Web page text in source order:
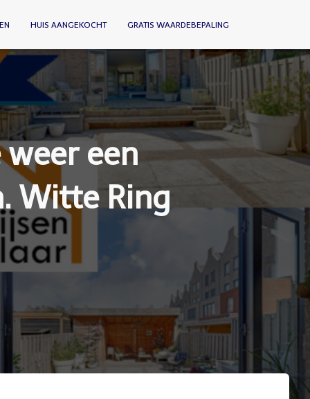
HUIS AANGEKOCHT GRATIS WAARDEBEPALING
een
Witte Ring